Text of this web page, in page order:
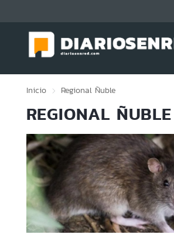
Inicio Regional Ñuble
REGIONAL ÑUBLE